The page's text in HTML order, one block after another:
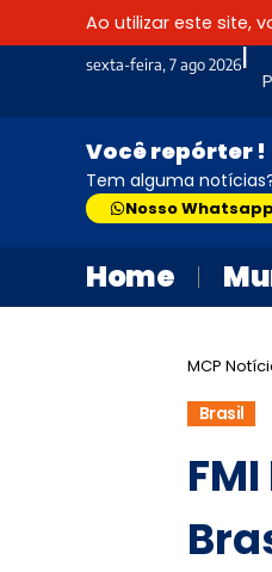
Ao utilizar este site,
sexta-feira, 7 ago 2026|
Você repórter !
Tem alguma
Nosso Whatsapp
Home
MCP
Brasil